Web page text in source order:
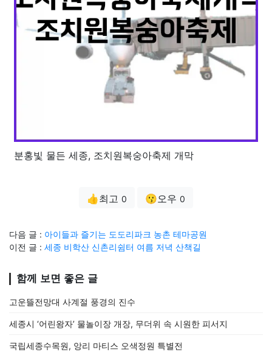
분홍빛 물든 세종, 조치원복숭아축제 개막
👍최고 0 😗오우 0
다음 글 : 아이들과 즐기는 도도리파크 농촌 테마공원
이전 글 : 세종 비학산 신촌리쉼터 여름 저녁 산책길
함께 보면 좋은 글
고운뜰전망대 사계절 풍경의 진수
세종시 ‘어린왕자’ 물놀이장 개장, 무더위 속 시원한 피서지
국립세종수목원, 앙리 마티스 오색정원 특별전